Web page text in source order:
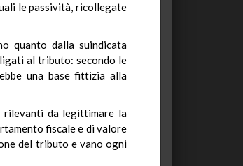
le passività, ricollegate
quanto dalla suindicata
al tributo: secondo le
una base fittizia alla
rilevanti da legittimare la
fiscale e di valore
del tributo e vano ogni